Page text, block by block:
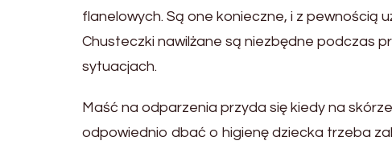
flanelowych. Są one konieczne, i z pewnością
Chusteczki nawilżane są niezbędne podczas
sytuacjach.
Maść na odparzenia przyda się kiedy na
odpowiednio dbać o higienę dziecka trzeba